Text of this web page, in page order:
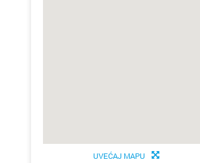
UVEĆAJ MAPU